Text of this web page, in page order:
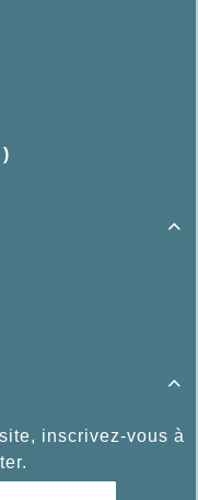


inscrivez-vous à